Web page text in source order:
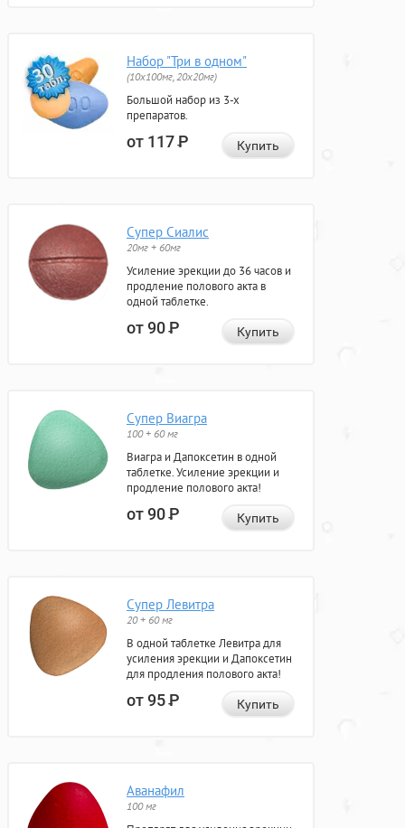
Набор "Три в одном"
(10x100мг, 20x20мг)
Большой набор из 3-х
препаратов.
от 117Р Купить
Супер Сиалис
20мг + 60мг
Усиление эрекции до 36 часов и
продление полового акта в
одной таблетке.
от 90Р Купить
Супер Виагра
100 + 60 мг
Виагра и Дапоксетин в одной
таблетке. Усиление эрекции и
продление полового акта!
от 90Р Купить
Супер Левитра
20 + 60 мг
В одной таблетке Левитра для
усиления эрекции и Дапоксетин
для продления полового акта!
от 95Р Купить
Аванафил
100 мг